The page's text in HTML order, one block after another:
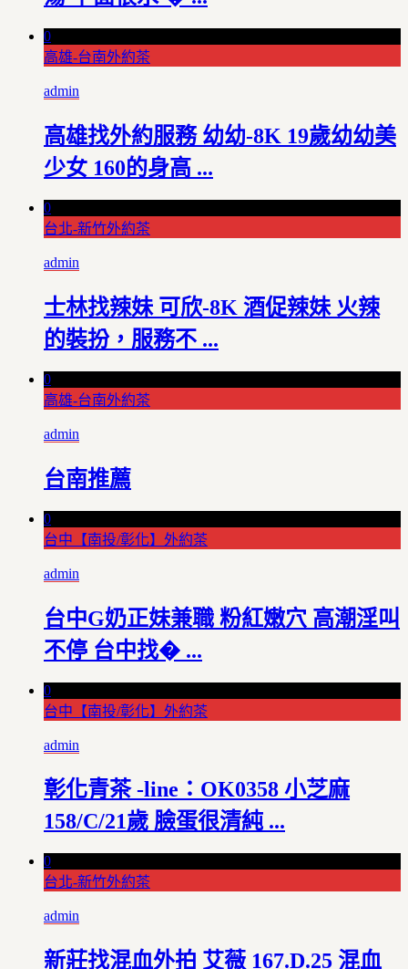
0
高雄-台南外約茶
admin
高雄找外約服務 幼幼-8K 19歲幼幼美
少女 160的身高 ...
0
台北-新竹外約茶
admin
士林找辣妹 可欣-8K 酒促辣妹 火辣
的裝扮，服務不 ...
0
高雄-台南外約茶
admin
台南推薦
0
台中【南投/彰化】外約茶
admin
台中G奶正妹兼職 粉紅嫩穴 高潮淫叫
不停 台中找� ...
0
台中【南投/彰化】外約茶
admin
彰化青茶 -line：OK0358 小芝麻
158/C/21歲 臉蛋很清純 ...
0
台北-新竹外約茶
admin
新莊找混血外拍 艾薇 167.D.25 混血